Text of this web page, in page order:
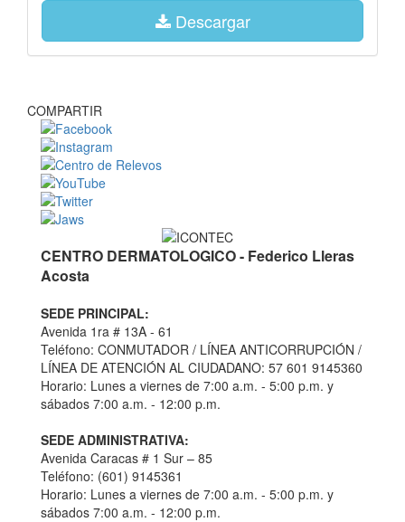
Descargar
COMPARTIR
CENTRO DERMATOLOGICO - Federico Lleras
Acosta
SEDE PRINCIPAL:
Avenida 1ra # 13A - 61
Teléfono: CONMUTADOR / LÍNEA ANTICORRUPCIÓN /
LÍNEA DE ATENCIÓN AL CIUDADANO: 57 601 9145360
Horario: Lunes a viernes de 7:00 a.m. - 5:00 p.m. y
sábados 7:00 a.m. - 12:00 p.m.
SEDE ADMINISTRATIVA:
Avenida Caracas # 1 Sur – 85
Teléfono: (601) 9145361
Horario: Lunes a viernes de 7:00 a.m. - 5:00 p.m. y
sábados 7:00 a.m. - 12:00 p.m.